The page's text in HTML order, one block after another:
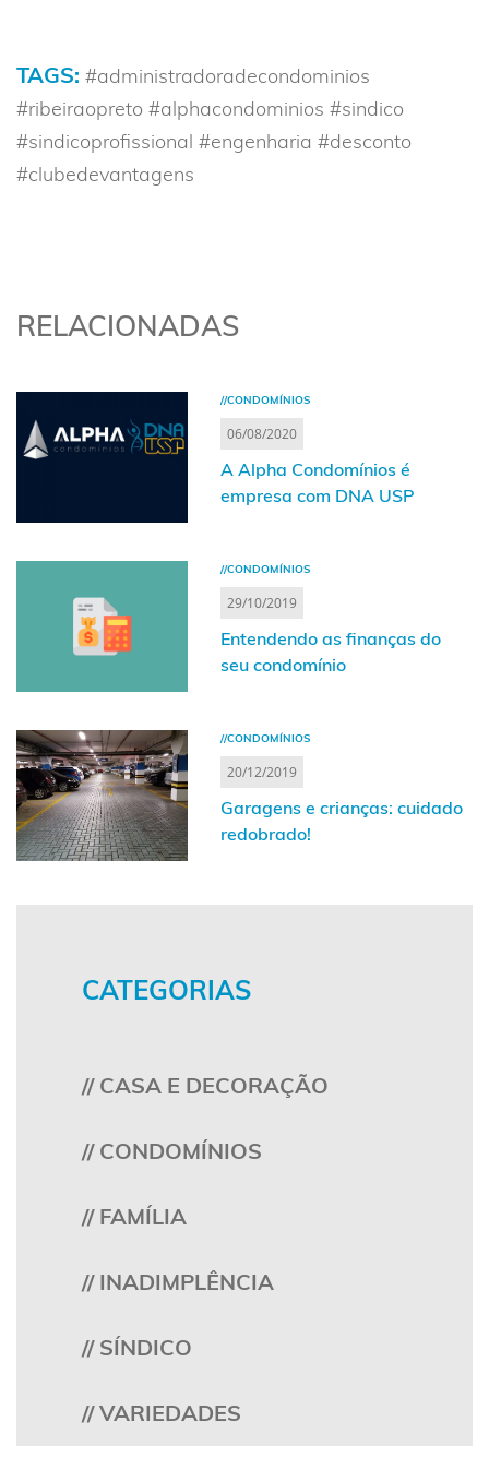
TAGS: #administradoradecondominios
#ribeiraopreto #alphacondominios #sindico
#sindicoprofissional #engenharia #desconto
#clubedevantagens
RELACIONADAS
//CONDOMÍNIOS
06/08/2020
A Alpha Condomínios é
empresa com DNA USP
//CONDOMÍNIOS
29/10/2019
Entendendo as finanças do
seu condomínio
//CONDOMÍNIOS
20/12/2019
Garagens e crianças: cuidado
redobrado!
CATEGORIAS
// CASA E DECORAÇÃO
// CONDOMÍNIOS
// FAMÍLIA
// INADIMPLÊNCIA
// SÍNDICO
// VARIEDADES